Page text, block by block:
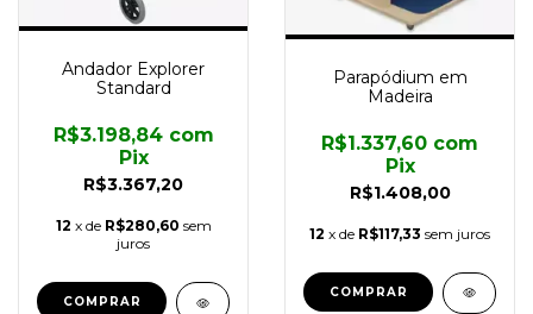
Andador Explorer
Standard
R$3.367,20
R$3.198,84 com
Pix
12 x de R$280,60 sem
juros
COMPRAR
Parapódium em
Madeira
R$1.408,00
R$1.337,60 com
Pix
12 x de R$117,33 sem juros